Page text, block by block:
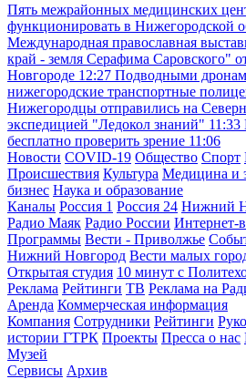
Пять межрайонных медицинских
функционировать в Нижегородской
Международная православная
край - земля Серафима Саровского"
Новгороде 12:27 Подводными
нижегородские транспортные
Нижегородцы отправились на
экспедицией "Ледокол знаний" 11:33
бесплатно проверить зрение 11:06
Новости COVID-19 Общество Спорт
Происшествия Культура Медицина и
бизнес Наука и образование
Каналы Россия 1 Россия 24 Нижний
Радио Маяк Радио России Интернет-
Программы Вести - Приволжье
Нижний Новгород Вести малых
Открытая студия 10 минут с
Реклама Рейтинги ТВ Реклама на
Аренда Коммерческая информация
Компания Сотрудники Рейтинги
истории ГТРК Проекты Пресса о нас
Музей
Сервисы Архив